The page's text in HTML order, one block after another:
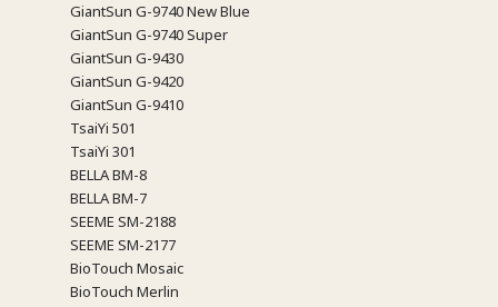
GiantSun G-9740 New Blue
GiantSun G-9740 Super
GiantSun G-9430
GiantSun G-9420
GiantSun G-9410
TsaiYi 501
TsaiYi 301
BELLA BM-8
BELLA BM-7
SEEME SM-2188
SEEME SM-2177
BioTouch Mosaic
BioTouch Merlin